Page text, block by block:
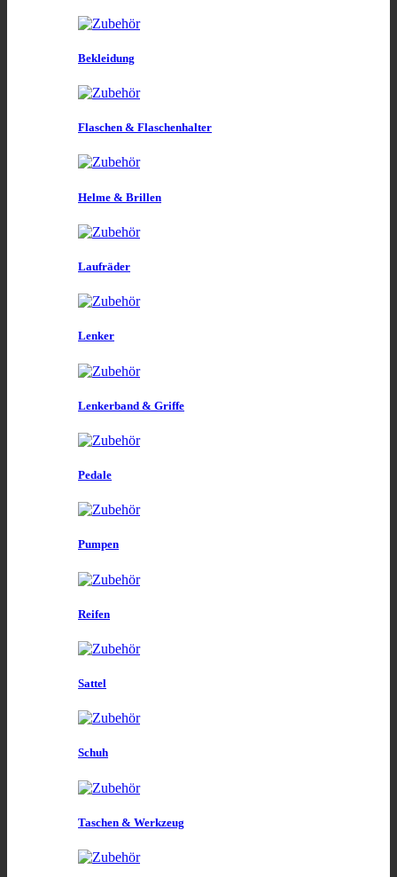
Bekleidung
Flaschen & Flaschenhalter
Helme & Brillen
Laufräder
Lenker
Lenkerband & Griffe
Pedale
Pumpen
Reifen
Sattel
Schuh
Taschen & Werkzeug